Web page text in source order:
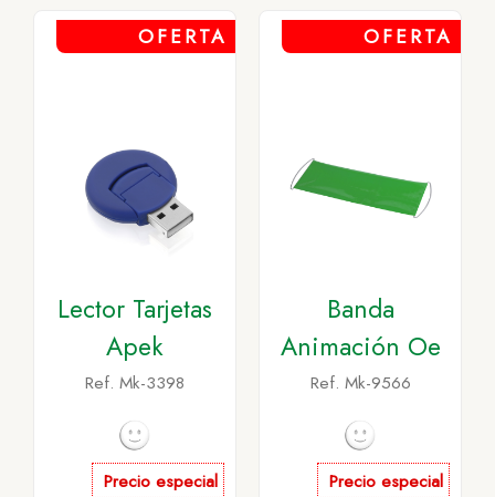
OFERTA
Lector Tarjetas
Apek
Ref. Mk-3398
Precio especial
OFERTA
Banda
Animación Oe
Ref. Mk-9566
Precio especial